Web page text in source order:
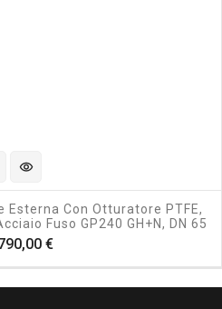
visibility
Con Otturatore PTFE,
Fuso GP240 GH+N, DN 65
€Prezzo